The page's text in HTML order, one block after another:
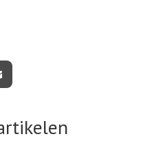
deze
mail